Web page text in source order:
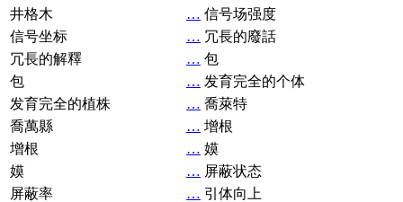
井格木
… 信号场强度
信号坐标
… 冗長的廢話
冗長的解釋
… 包
包
… 发育完全的个体
发育完全的植株
… 喬萊特
喬萬縣
… 增根
增根
… 嫫
嫫
… 屏蔽状态
屏蔽率
… 引体向上